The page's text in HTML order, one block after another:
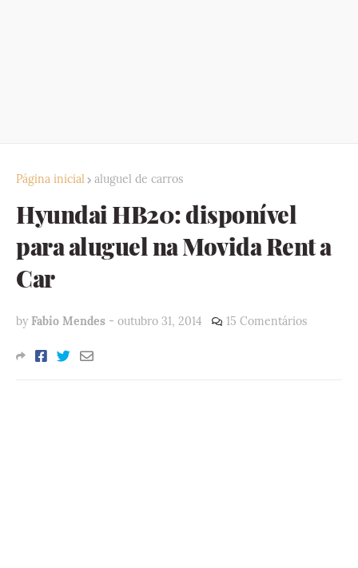
Página inicial aluguel de carros
Hyundai HB20: disponível
para aluguel na Movida Rent a
Car
by Fabio Mendes - outubro 31, 2014 15 Comentários